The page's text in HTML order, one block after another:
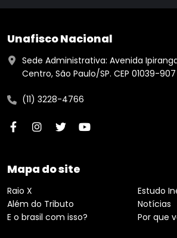
Unafisco Nacional
Sede Administrativa: Avenida
Centro, São Paulo/SP. CEP 01039-907
(11) 3228-4766
Mapa do site
Raio X
Além do Tributo
E o brasil com isso?
Estudo
Notícias
Por que